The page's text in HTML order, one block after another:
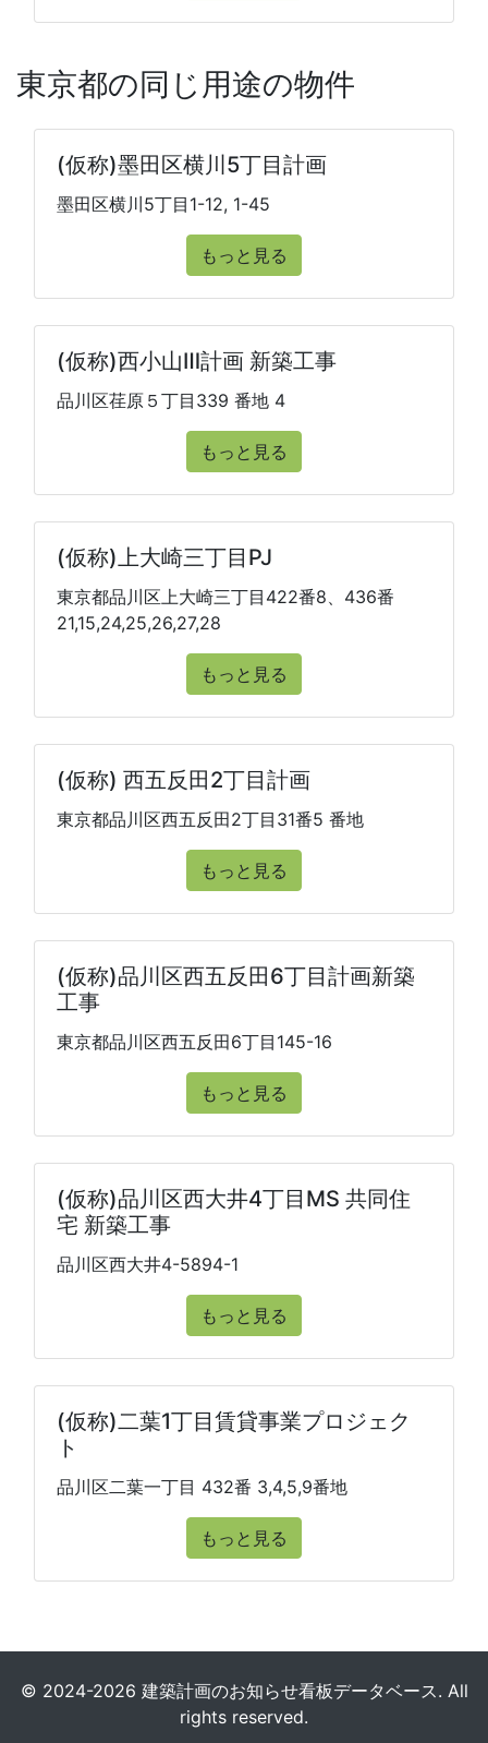
東京都の同じ用途の物件
(仮称)墨田区横川5丁目計画
墨田区横川5丁目1-12, 1-45
もっと見る
(仮称)西小山Ⅲ計画 新築工事
品川区荏原５丁目339 番地 4
もっと見る
(仮称)上大崎三丁目PJ
東京都品川区上大崎三丁目422番8、436番
21,15,24,25,26,27,28
もっと見る
(仮称) 西五反田2丁目計画
東京都品川区西五反田2丁目31番5 番地
もっと見る
(仮称)品川区西五反田6丁目計画新築
工事
東京都品川区西五反田6丁目145-16
もっと見る
(仮称)品川区西大井4丁目MS 共同住
宅 新築工事
品川区西大井4-5894-1
もっと見る
(仮称)二葉1丁目賃貸事業プロジェク
ト
品川区二葉一丁目 432番 3,4,5,9番地
もっと見る
© 2024-2026 建築計画のお知らせ看板データベース. All
rights reserved.